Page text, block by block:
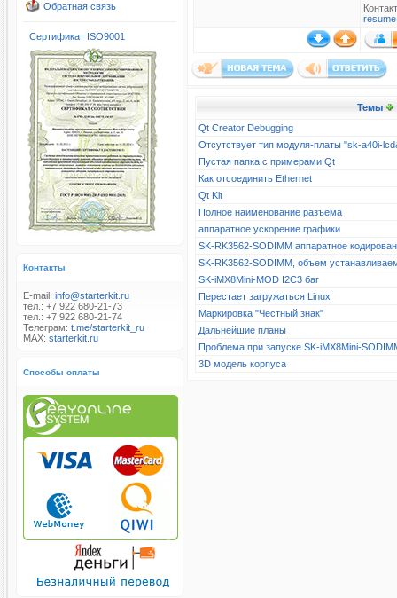
Обратная связь
Сертификат ISO9001
Контакты
E-mail: info@starterkit.ru
тел.: +7 922 680-21-73
тел.: +7 922 680-21-74
Телеграм: t.me/starterkit_ru
MAX: starterkit.ru
Способы оплаты
Темы
Qt Creator Debugging
Отсутствует тип модуля-платы "sk-a40i-
Пустая папка с примерами Qt
Как отсоединить Ethernet
Qt Kit
Полное наименование разъёма
аппаратное ускорение графики
SK-RK3562-SODIMM аппаратное
SK-RK3562-SODIMM, объем
SK-iMX8Mini-MOD I2C3 баг
Перестает загружаться Linux
Маркировка "Честный знак"
Дальнейшие планы
Проблема при запуске SK-iMX8Mini-
3D модель корпуса